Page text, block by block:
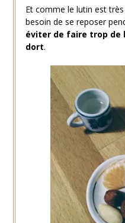
Et comme le lutin est
besoin de se reposer
éviter de faire trop de
dort.